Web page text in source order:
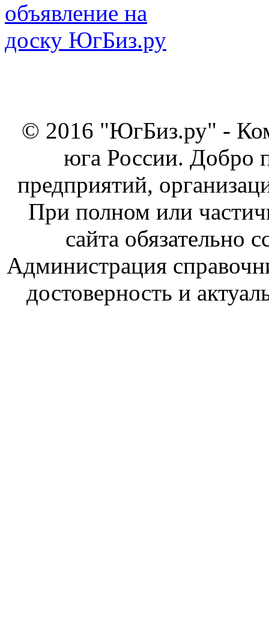
© 2016 "ЮгБиз.ру" -
юга России. Добро
предприятий,
При полном или
сайта обязательно
Администрация
достоверность и